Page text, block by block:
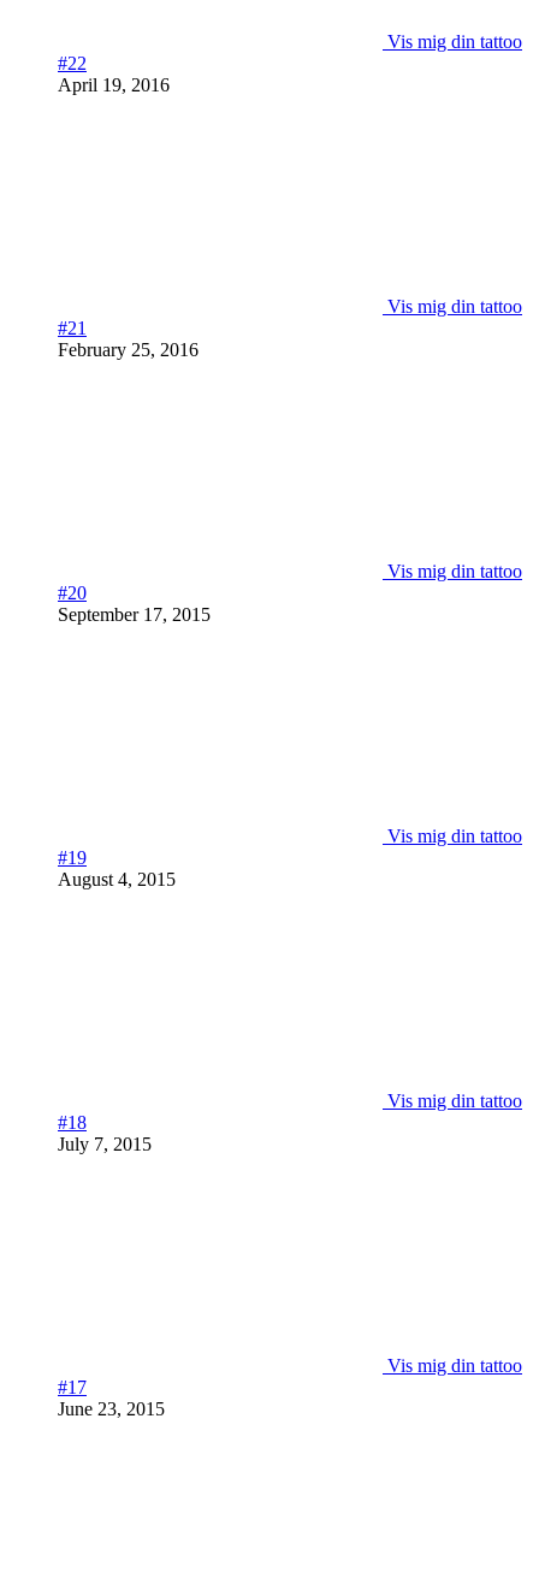
Vis mig din tattoo
#22
April 19, 2016
Vis mig din tattoo
#21
February 25, 2016
Vis mig din tattoo
#20
September 17, 2015
Vis mig din tattoo
#19
August 4, 2015
Vis mig din tattoo
#18
July 7, 2015
Vis mig din tattoo
#17
June 23, 2015